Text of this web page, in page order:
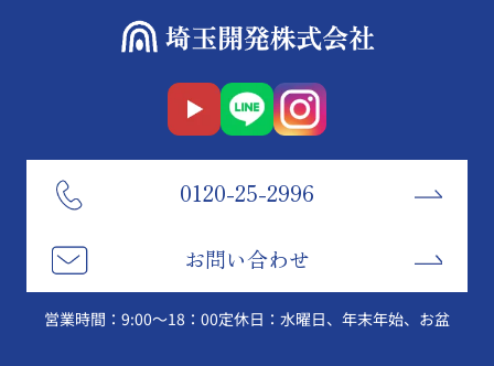
0120-25-2996
お問い合わせ
営業時間：9:00～18：00定休日：水曜日、年末年始、お盆